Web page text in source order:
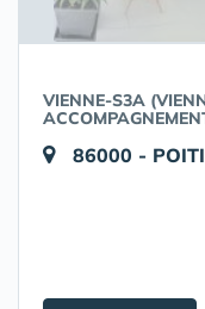
VIENNE-S3A
86000 -